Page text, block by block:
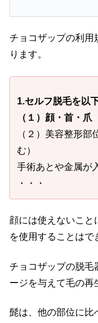
チョコザップの利用
ります。
1.セルフ脱毛を以
（１）顔・首・爪
（２）美容整形
む）
手術あとや金属が
・・・
顔には使えないこと
を使用することはで
チョコザップの脱毛
ージを与えて毛の再
髭は、他の部位に比